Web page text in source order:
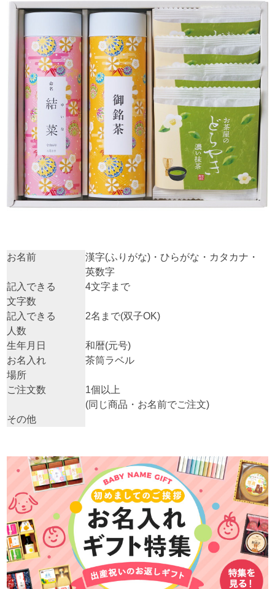
お名前
漢字(ふりがな)・ひらがな・カタカナ・
英数字
記入できる
文字数
4文字まで
記入できる
人数
2名まで(双子OK)
生年月日
和暦(元号)
お名入れ
場所
茶筒ラベル
ご注文数
1個以上
(同じ商品・お名前でご注文)
その他